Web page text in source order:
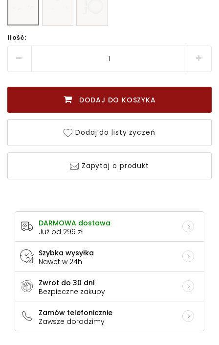
Ilość:
DODAJ DO KOSZYKA
Dodaj do listy życzeń
Zapytaj o produkt
DARMOWA dostawa
Już od 299 zł
Szybka wysyłka
Nawet w 24h
Zwrot do 30 dni
Bezpieczne zakupy
Zamów telefonicznie
Zawsze doradzimy